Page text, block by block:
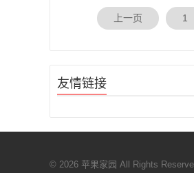
上一页 1
友情链接
© 2026 苹果家园 All Rights